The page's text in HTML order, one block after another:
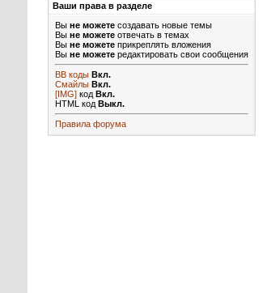
Ваши права в разделе
Вы не можете создавать новые темы
Вы не можете отвечать в темах
Вы не можете прикреплять вложения
Вы не можете редактировать свои сообщения
BB коды Вкл.
Смайлы Вкл.
[IMG] код Вкл.
HTML код Выкл.
Правила форума